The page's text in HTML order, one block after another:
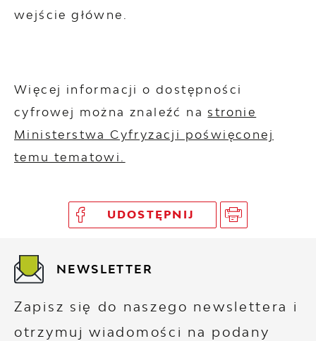
wejście główne.
Więcej informacji o dostępności
cyfrowej można znaleźć nastronie
Ministerstwa Cyfryzacji poświęconej
temu tematowi.
UDOSTĘPNIJ
NEWSLETTER
Zapisz się do naszego newslettera i
otrzymuj wiadomości na podany